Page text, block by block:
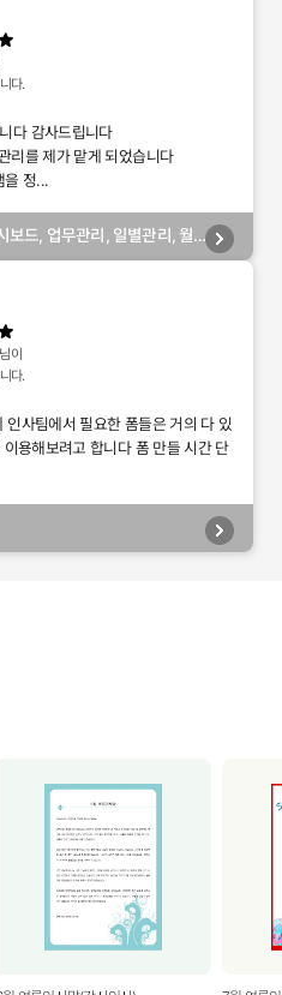
다.
다 감사드립니다
리를 제가 맡게 되었습니다
을 정...
보드, 업무관리, 일별관리, 월
님이
다.
사팀에서 필요한 폼들은 거의 다 있
용해보려고 합니다 폼 만들 시간 단